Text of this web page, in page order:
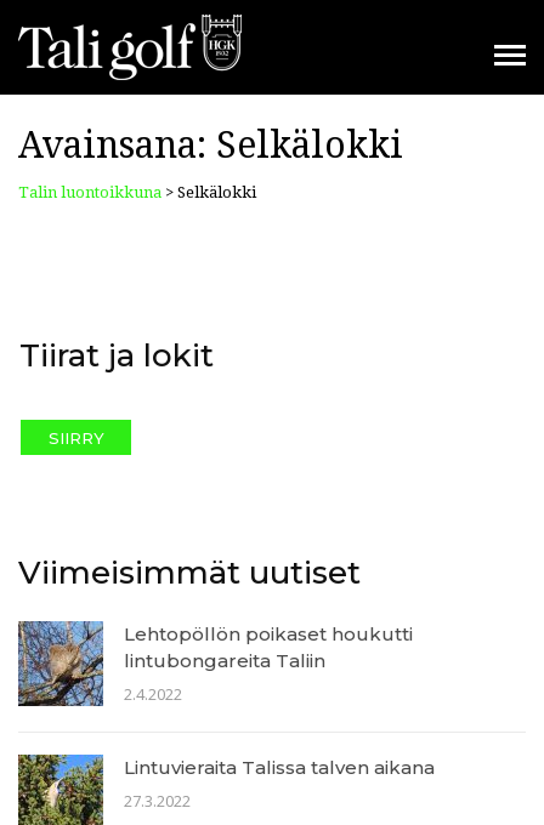
Avainsana: Selkälokki
Talin luontoikkuna > Selkälokki
Tiirat ja lokit
SIIRRY
Viimeisimmät uutiset
Lehtopöllön poikaset houkutti
lintubongareita Taliin
2.4.2022
Lintuvieraita Talissa talven aikana
27.3.2022